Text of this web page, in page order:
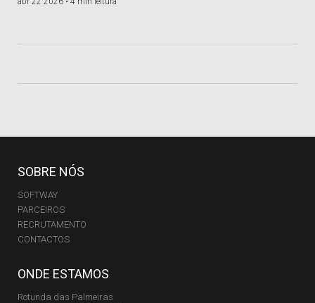
SOBRE NÓS
SOFTWAY
PARCEIROS
RECRUTAMENTO
CONTACTOS
ONDE ESTAMOS
Rotunda das Palmeiras